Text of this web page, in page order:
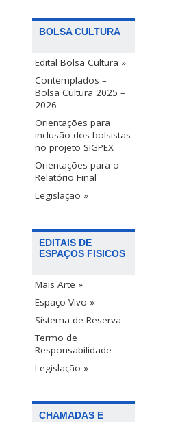
BOLSA CULTURA
Edital Bolsa Cultura »
Contemplados –
Bolsa Cultura 2025 –
2026
Orientações para
inclusão dos bolsistas
no projeto SIGPEX
Orientações para o
Relatório Final
Legislação »
EDITAIS DE
ESPAÇOS FISICOS
Mais Arte »
Espaço Vivo »
Sistema de Reserva
Termo de
Responsabilidade
Legislação »
CHAMADAS E